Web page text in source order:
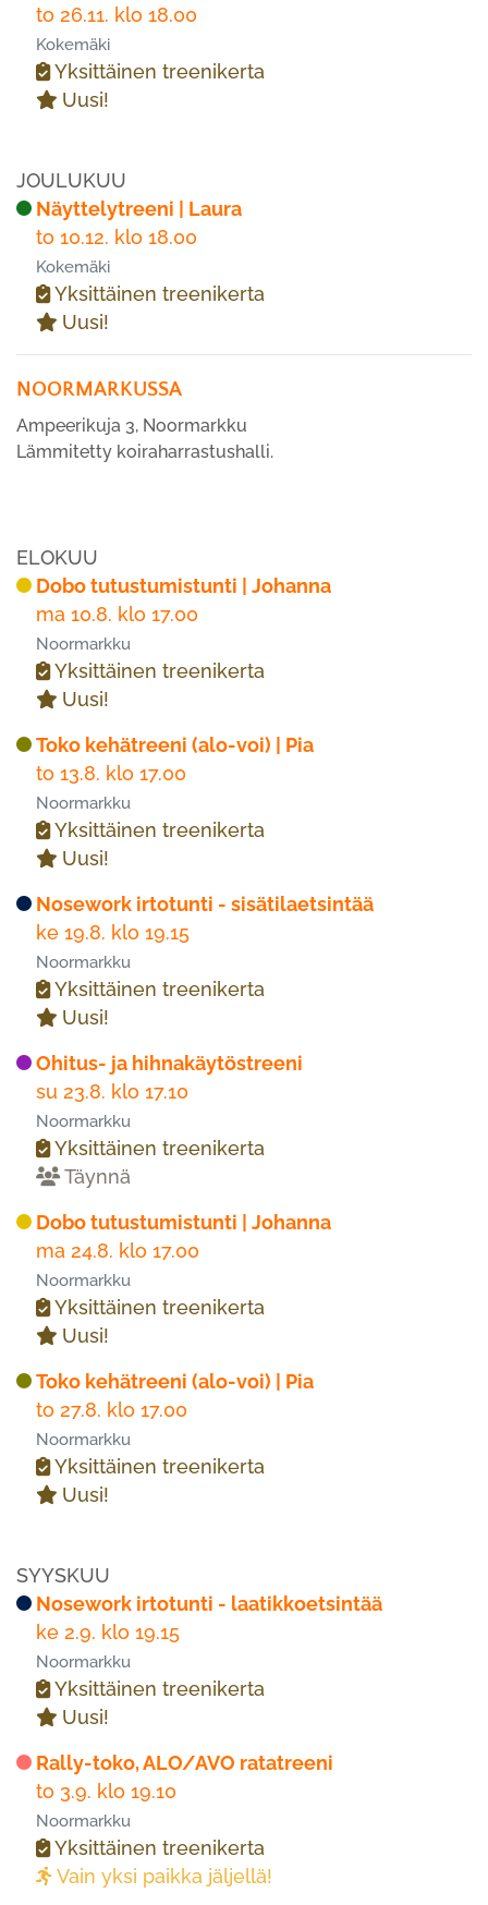
to 26.11. klo 18.00
Kokemäki
Yksittäinen treenikerta
Uusi!
JOULUKUU
Näyttelytreeni | Laura
to 10.12. klo 18.00
Kokemäki
Yksittäinen treenikerta
Uusi!
NOORMARKUSSA
Ampeerikuja 3, Noormarkku
Lämmitetty koiraharrastushalli.
ELOKUU
Dobo tutustumistunti | Johanna
ma 10.8. klo 17.00
Noormarkku
Yksittäinen treenikerta
Uusi!
Toko kehätreeni (alo-voi) | Pia
to 13.8. klo 17.00
Noormarkku
Yksittäinen treenikerta
Uusi!
Nosework irtotunti - sisätilaetsintää
ke 19.8. klo 19.15
Noormarkku
Yksittäinen treenikerta
Uusi!
Ohitus- ja hihnakäytöstreeni
su 23.8. klo 17.10
Noormarkku
Yksittäinen treenikerta
Täynnä
Dobo tutustumistunti | Johanna
ma 24.8. klo 17.00
Noormarkku
Yksittäinen treenikerta
Uusi!
Toko kehätreeni (alo-voi) | Pia
to 27.8. klo 17.00
Noormarkku
Yksittäinen treenikerta
Uusi!
SYYSKUU
Nosework irtotunti - laatikkoetsintää
ke 2.9. klo 19.15
Noormarkku
Yksittäinen treenikerta
Uusi!
Rally-toko, ALO/AVO ratatreeni
to 3.9. klo 19.10
Noormarkku
Yksittäinen treenikerta
Vain yksi paikka jäljellä!